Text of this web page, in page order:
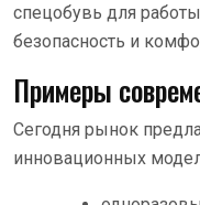
спецобувь для
безопасность и
Примеры
Сегодня рынок
инновационных